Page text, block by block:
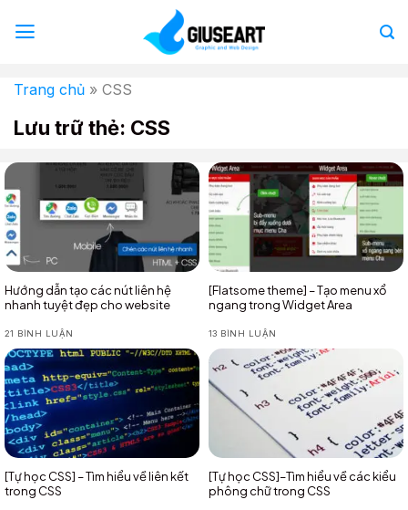
qua
Trang chủ » CSS
Lưu trữ thẻ: CSS
Hướng dẫn tạo các nút liên hệ
nhanh tuyệt đẹp cho website
21 BÌNH LUẬN
[Flatsome theme] – Tạo menu xổ
ngang trong Widget Area
13 BÌNH LUẬN
[Tự học CSS] – Tìm hiểu về liên kết
trong CSS
[Tự học CSS]–Tìm hiểu về các kiểu
phông chữ trong CSS